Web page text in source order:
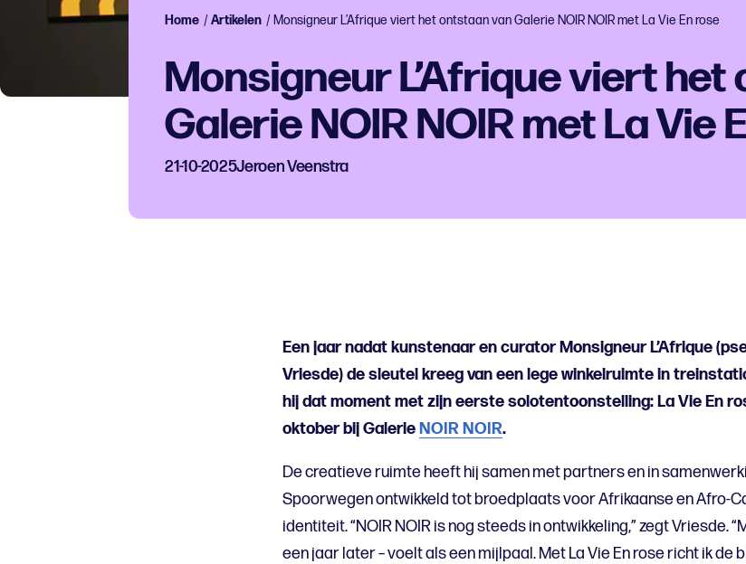
Home /Artikelen / Monsigneur L’Afrique viert het ontstaan van Galerie NOIR NOIR met La Vie En rose
Monsigneur L’Afrique viert
Galerie NOIR NOIR met La Vie
21-10-2025Jeroen Veenstra
Een jaar nadat kunstenaar en curator Monsigneur L’Afrique
Vriesde) de sleutel kreeg van een lege winkelruimte in
hij dat moment met zijn eerste solotentoonstelling: La Vie En
oktober bij Galerie NOIR NOIR.
De creatieve ruimte heeft hij samen met partners en in
Spoorwegen ontwikkeld tot broedplaats voor Afrikaanse en Afro-
identiteit. “NOIR NOIR is nog steeds in ontwikkeling,” zegt Vriesde.
een jaar later – voelt als een mijlpaal. Met La Vie En rose richt ik de